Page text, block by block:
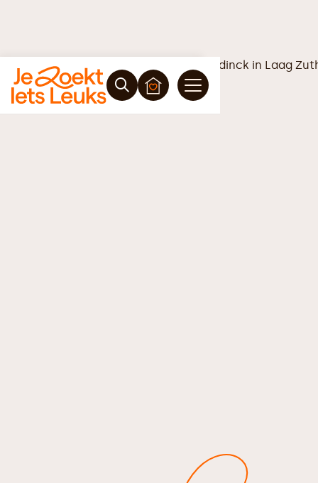
Vrijblijvende offerte